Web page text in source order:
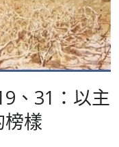
、31：以主
樣